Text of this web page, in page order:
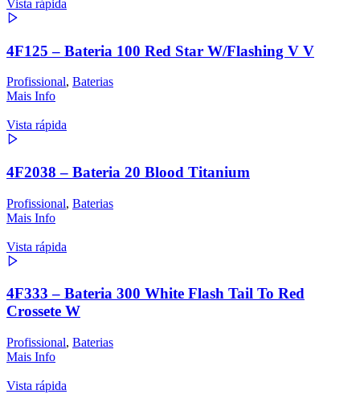
Vista rápida
4F125 – Bateria 100 Red Star W/Flashing V V
Profissional, Baterias
Mais Info
Vista rápida
4F2038 – Bateria 20 Blood Titanium
Profissional, Baterias
Mais Info
Vista rápida
4F333 – Bateria 300 White Flash Tail To Red
Crossete W
Profissional, Baterias
Mais Info
Vista rápida